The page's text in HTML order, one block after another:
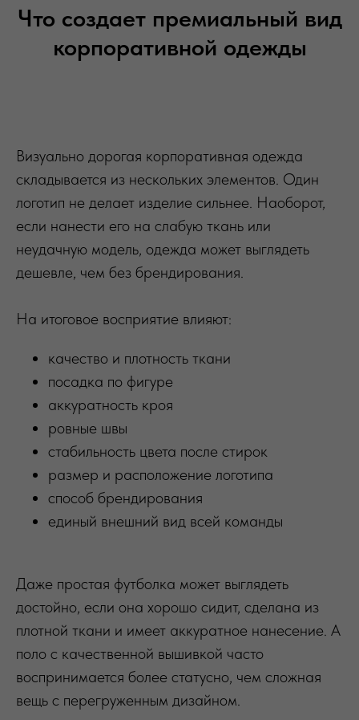
Что создает премиальный вид
корпоративной одежды
Визуально дорогая корпоративная одежда
складывается из нескольких элементов. Один
логотип не делает изделие сильнее. Наоборот,
если нанести его на слабую ткань или
неудачную модель, одежда может выглядеть
дешевле, чем без брендирования.
На итоговое восприятие влияют:
качество и плотность ткани
посадка по фигуре
аккуратность кроя
ровные швы
стабильность цвета после стирок
размер и расположение логотипа
способ брендирования
единый внешний вид всей команды
Даже простая футболка может выглядеть
достойно, если она хорошо сидит, сделана из
плотной ткани и имеет аккуратное нанесение. А
поло с качественной вышивкой часто
воспринимается более статусно, чем сложная
вещь с перегруженным дизайном.